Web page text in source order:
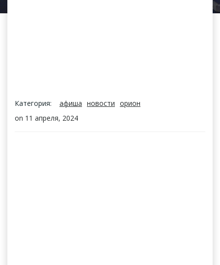
Категория: афиша новости орион
on 11 апреля, 2024